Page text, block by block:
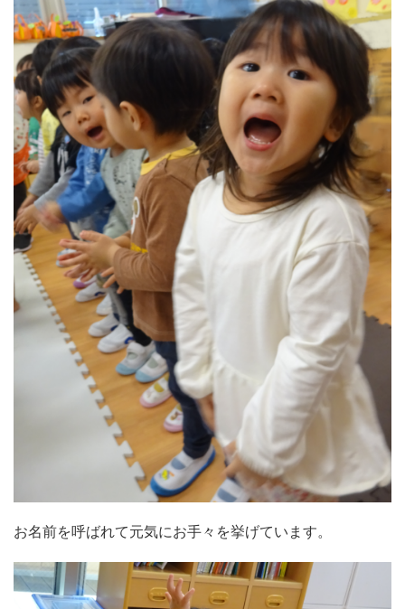
お名前を呼ばれて元気にお手々を挙げています。